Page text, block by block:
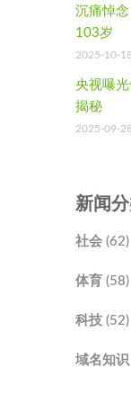
沉痛悼
103岁
2025-10-18
央视曝
揭秘
2025-09-28
新闻
社会 (62)
体育 (58)
科技 (52)
域名知识